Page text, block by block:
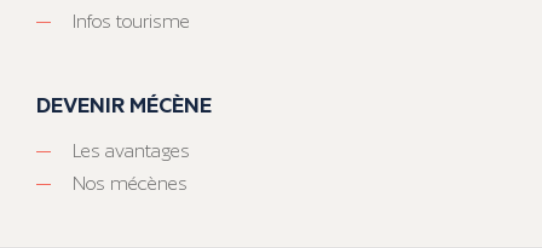
Infos tourisme
DEVENIR MÉCÈNE
Les avantages
Nos mécènes